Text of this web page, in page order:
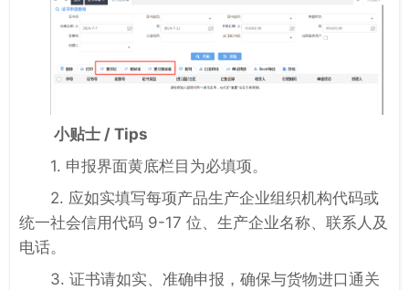
小贴士 / Tips
1. 申报界面黄底栏目为必填项。
2. 应如实填写每项产品生产企业组织机构代码或
统一社会信用代码 9-17 位、生产企业名称、联系人及
电话。
3. 证书请如实、准确申报，确保与货物进口通关